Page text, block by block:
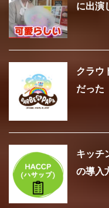
に出演
クラウ
だった
キッチ
の導入